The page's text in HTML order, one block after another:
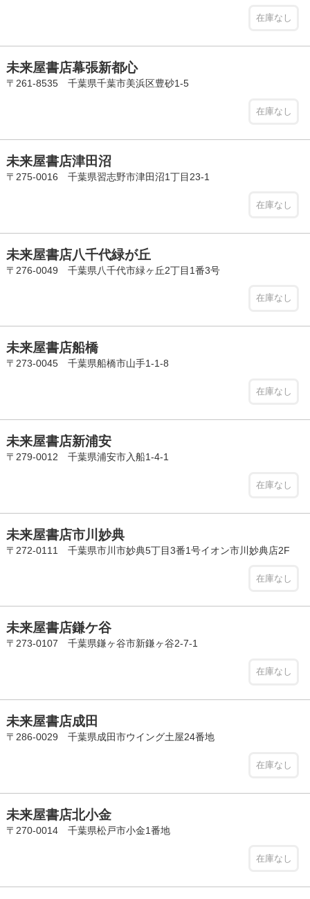
在庫なし
未来屋書店幕張新都心
〒261-8535 千葉県千葉市美浜区豊砂1-5
在庫なし
未来屋書店津田沼
〒275-0016 千葉県習志野市津田沼1丁目23-1
在庫なし
未来屋書店八千代緑が丘
〒276-0049 千葉県八千代市緑ヶ丘2丁目1番3号
在庫なし
未来屋書店船橋
〒273-0045 千葉県船橋市山手1-1-8
在庫なし
未来屋書店新浦安
〒279-0012 千葉県浦安市入船1-4-1
在庫なし
未来屋書店市川妙典
〒272-0111 千葉県市川市妙典5丁目3番1号イオン市川妙典店2F
在庫なし
未来屋書店鎌ケ谷
〒273-0107 千葉県鎌ヶ谷市新鎌ヶ谷2-7-1
在庫なし
未来屋書店成田
〒286-0029 千葉県成田市ウイング土屋24番地
在庫なし
未来屋書店北小金
〒270-0014 千葉県松戸市小金1番地
在庫なし